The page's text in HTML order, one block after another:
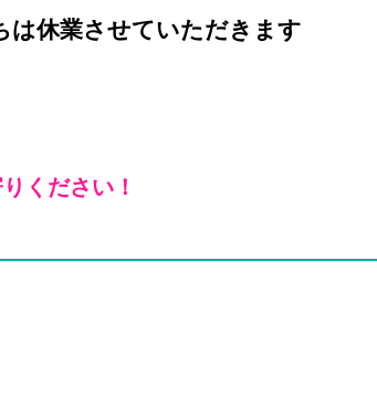
は休業させていただきます
ください！